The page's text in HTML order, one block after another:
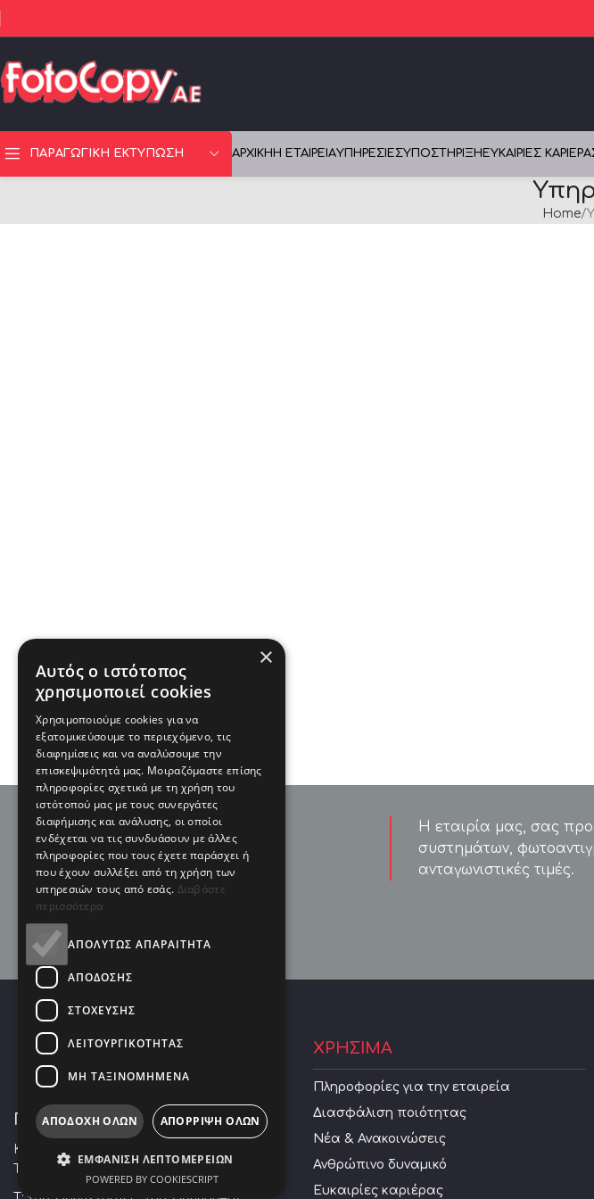
ΠΑΡΑΓΩΓΙΚΗ ΕΚΤΥΠΩΣΗ ΑΡΧΙΚΉΗ ΕΤΑΙΡΕΊΑΥΠΗΡΕΣΊΕΣΥΠΟΣΤΉΡΙΞΗ ΕΥΚΑΙΡΊΕΣ
Home
Μίσθωση & Ενοικίαση
εξοπλισμού
Η εταιρία μας, σας
συστημάτων,
ανταγωνιστικές τιμές.
ΠΟΥΛΙΑΡΕΚΟΣ ΧΡΗΣΤΟΣ Α.Ε.
Κουρτίδου 28 Αθήνα, Αθήνα 10445,
Τρεις Γέφυρες Αττικής
ΧΡΗΣΙΜΑ
Πληροφορίες για την εταιρεία
Διασφάλιση ποιότητας
Νέα & Ανακοινώσεις
Ανθρώπινο δυναμικό
Ευκαιρίες καριέρας
×
Αυτός ο ιστότοπος
χρησιμοποιεί cookies
Χρησιμοποιούμε cookies για να
εξατομικεύσουμε το περιεχόμενο, τις
διαφημίσεις και να αναλύσουμε την
επισκεψιμότητά μας. Μοιραζόμαστε επίσης
πληροφορίες σχετικά με τη χρήση του
ιστότοπού μας με τους συνεργάτες
διαφήμισης και ανάλυσης, οι οποίοι
ενδέχεται να τις συνδυάσουν με άλλες
πληροφορίες που τους έχετε παράσχει ή
που έχουν συλλέξει από τη χρήση των
υπηρεσιών τους από εσάς. Διαβάστε
περισσότερα
ΑΠΟΛΎΤΩΣ ΑΠΑΡΑΊΤΗΤΑ
ΑΠΌΔΟΣΗΣ
ΣΤΌΧΕΥΣΗΣ
ΛΕΙΤΟΥΡΓΙΚΌΤΗΤΑΣ
ΜΗ ΤΑΞΙΝΟΜΗΜΈΝΑ
ΑΠΟΔΟΧΗ ΟΛΩΝ ΑΠΟΡΡΙΨΗ ΟΛΩΝ
ΕΜΦΆΝΙΣΗ ΛΕΠΤΟΜΕΡΕΙΏΝ
POWERED BY COOKIESCRIPT